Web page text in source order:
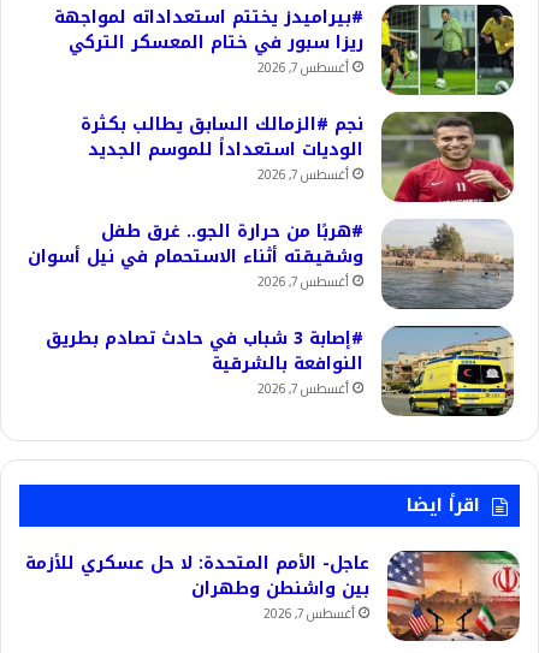
#بيراميدز يختتم استعداداته لمواجهة
ريزا سبور في ختام المعسكر التركي
أغسطس 7, 2026
نجم #الزمالك السابق يطالب بكثرة
الوديات استعداداً للموسم الجديد
أغسطس 7, 2026
#هربًا من حرارة الجو.. غرق طفل
وشقيقته أثناء الاستحمام في نيل أسوان
أغسطس 7, 2026
#إصابة 3 شباب في حادث تصادم بطريق
النوافعة بالشرقية
أغسطس 7, 2026
اقرأ ايضا
عاجل- الأمم المتحدة: لا حل عسكري للأزمة
بين واشنطن وطهران
أغسطس 7, 2026